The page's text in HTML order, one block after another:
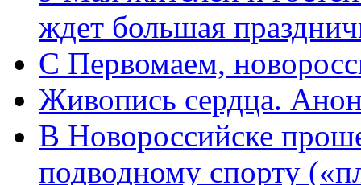
ждет большая
C Первомаем,
Живопись сердца.
В Новороссийске
подводному спорту